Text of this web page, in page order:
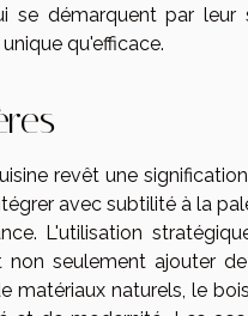
se démarquent par leur
qu'efficace.
revêt une
avec subtilité à la
L'utilisation
seulement ajouter
matériaux naturels, le